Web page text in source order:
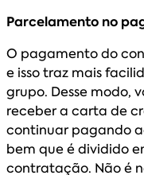
Parcelamento no
O pagamento do
e isso traz mais
grupo. Desse modo,
receber a carta de
continuar pagando
bem que é dividido
contratação. Não é